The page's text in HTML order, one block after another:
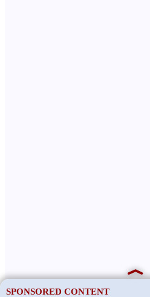
SPONSORED CONTENT